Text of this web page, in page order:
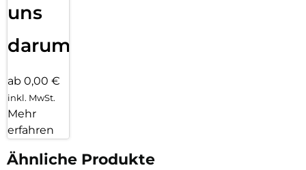
uns
darum!
ab 0,00 €
inkl. MwSt.
Mehr
erfahren
Ähnliche Produkte